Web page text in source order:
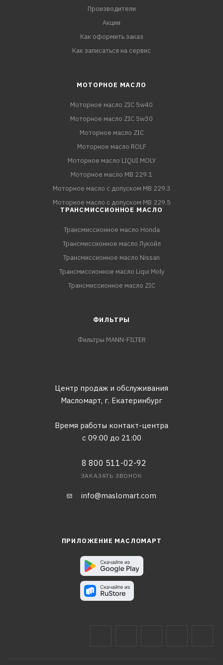
Производители
Акции
Как оформить заказ
Как записаться на сервис
МОТОРНОЕ МАСЛО
Моторное масло ZIC 5w40
Моторное масло ZIC 5w30
Моторное масло ZIC
Моторное масло ROLF
Моторное масло LIQUI MOLY
Моторное масло MB 229.1
Моторное масло с допуском MB 229.3
Моторное масло с допуском MB 229.5
ТРАНСМИССИОННОЕ МАСЛО
Трансмиссионное масло Honda
Трансмиссионное масло Лукойл
Трансмиссионное масло Nissan
Трансмиссионное масло Liqui Moly
Трансмиссионное масло ZIC
ФИЛЬТРЫ
Фильтры MANN-FILTER
Центр продаж и обслуживания
Масломарт, г. Екатеринбург
Время работы контакт-центра
с 09:00 до 21:00
8 800 511-02-92
ЗАКАЗАТЬ ЗВОНОК
info@maslomart.com
ПРИЛОЖЕНИЕ МАСЛОМАРТ